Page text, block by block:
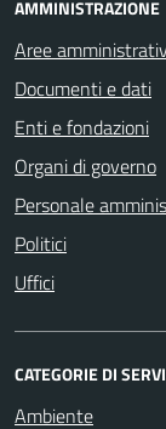
AMMINISTRAZIONE
Aree
Documenti e dati
Enti e fondazioni
Organi di governo
Personale
Politici
Uffici
CATEGORIE DI
Ambiente